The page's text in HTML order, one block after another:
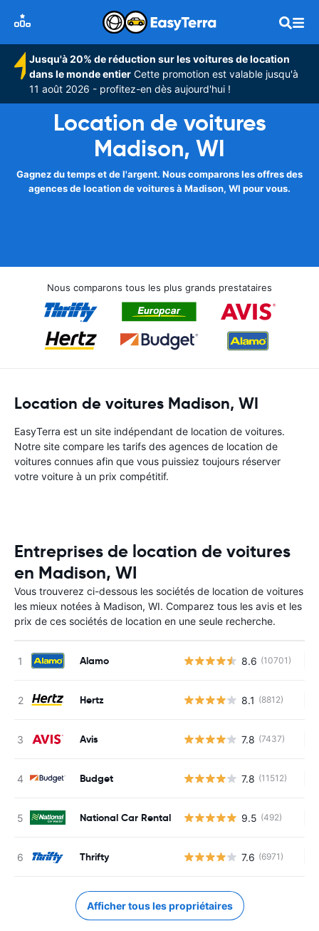
Jusqu'à 20% de réduction sur les voitures de location
dans le monde entier Cette promotion est valable jusqu'à
11 août 2026 - profitez-en dès aujourd'hui !
Location de voitures
Madison, WI
Gagnez du temps et de l'argent. Nous comparons les offres des
agences de location de voitures à Madison, WI pour vous.
Nous comparons tous les plus grands prestataires
Location de voitures Madison, WI
EasyTerra est un site indépendant de location de voitures.
Notre site compare les tarifs des agences de location de
voitures connues afin que vous puissiez toujours réserver
votre voiture à un prix compétitif.
Entreprises de location de voitures
en Madison, WI
Vous trouverez ci-dessous les sociétés de location de voitures
les mieux notées à Madison, WI. Comparez tous les avis et les
prix de ces sociétés de location en une seule recherche.
Alamo 8.6 (10701)
Hertz 8.1 (8812)
Avis 7.8 (7437)
Budget 7.8 (11512)
National Car Rental 9.5 (492)
Thrifty 7.6 (6971)
Afficher tous les propriétaires